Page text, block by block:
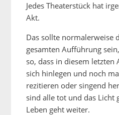
Jedes Theaterstück hat
Akt.
Das sollte normalerweise
gesamten Aufführung
so, dass in diesem letzten
sich hinlegen und noch
rezitieren oder singend
sind alle tot und das Licht
Leben geht weiter.